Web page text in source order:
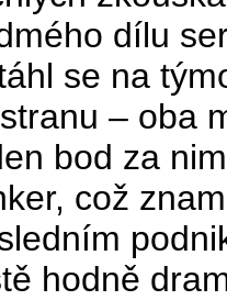
dílu
se na
– oba
bod za
což
hodně